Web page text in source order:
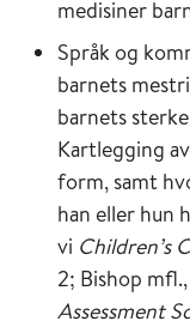
medisiner
Språk og
barnets
barnets
Kartlegging
form, samt
han eller hun
vi Children’s
2; Bishop
Assessment